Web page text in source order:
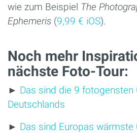
wie zum Beispiel The
Ephemeris (9,99 € iOS).
Noch mehr
nächste Foto-Tour:
► Das sind die 9 fotogensten
Deutschlands
► Das sind Europas wärmste